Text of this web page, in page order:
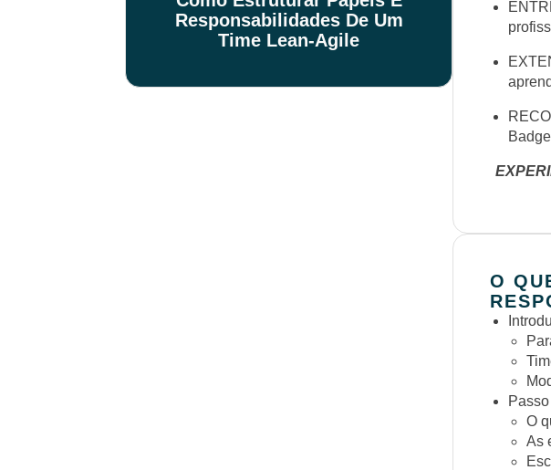
Responsabilidades De Um
Time Lean-Agile
O
O
As